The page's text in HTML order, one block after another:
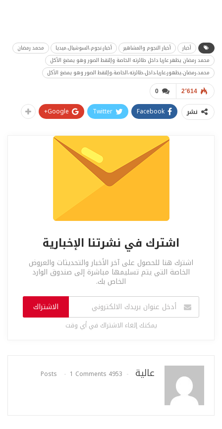
أخبار أخبار النجوم والمشاهير أخبار،نجوم،السوشيال،ميديا
محمد رمضان
محمد رمضان يظهر عاريا داخل طائرته الخاصة وإلتقط الصور وهو يمضغ الأكل
محمد،رمضان،يظهور،عاريا،داخل،طائرته،الخاصة،وإلتقط الصور وهو يمضغ الأكل
0 2٬614
نشر Facebook
Twitter
Google+
اشترك في نشرتنا الإخبارية
اشترك هنا للحصول على آخر الأخبار والتحديثات والعروض
الخاصة التي يتم تسليمها مباشرة إلى صندوق الوارد
الخاص بك.
الاشتراك
يمكنك إلغاء الاشتراك في أي وقت
عالية 4953 Posts
1 Comments